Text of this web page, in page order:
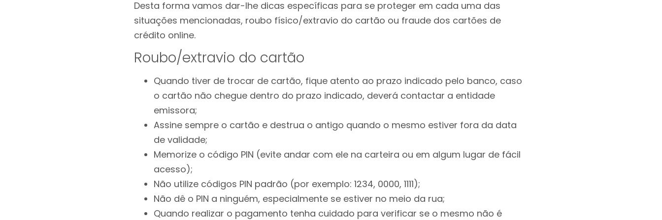
Desta forma vamos dar-lhe dicas específicas para se proteger em cada uma das
situações mencionadas, roubo físico/extravio do cartão ou fraude dos cartões de
crédito online.
Roubo/extravio do cartão
Quando tiver de trocar de cartão, fique atento ao prazo indicado pelo banco, caso
o cartão não chegue dentro do prazo indicado, deverá contactar a entidade
emissora;
Assine sempre o cartão e destrua o antigo quando o mesmo estiver fora da data
de validade;
Memorize o código PIN (evite andar com ele na carteira ou em algum lugar de fácil
acesso);
Não utilize códigos PIN padrão (por exemplo: 1234, 0000, 1111);
Não dê o PIN a ninguém, especialmente se estiver no meio da rua;
Quando realizar o pagamento tenha cuidado para verificar se o mesmo não é